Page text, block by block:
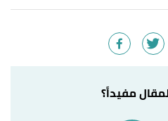
(10/6/2021), "21
Closet",hgtv,
Ana G (16/9/2015),"10 مفيداً؟